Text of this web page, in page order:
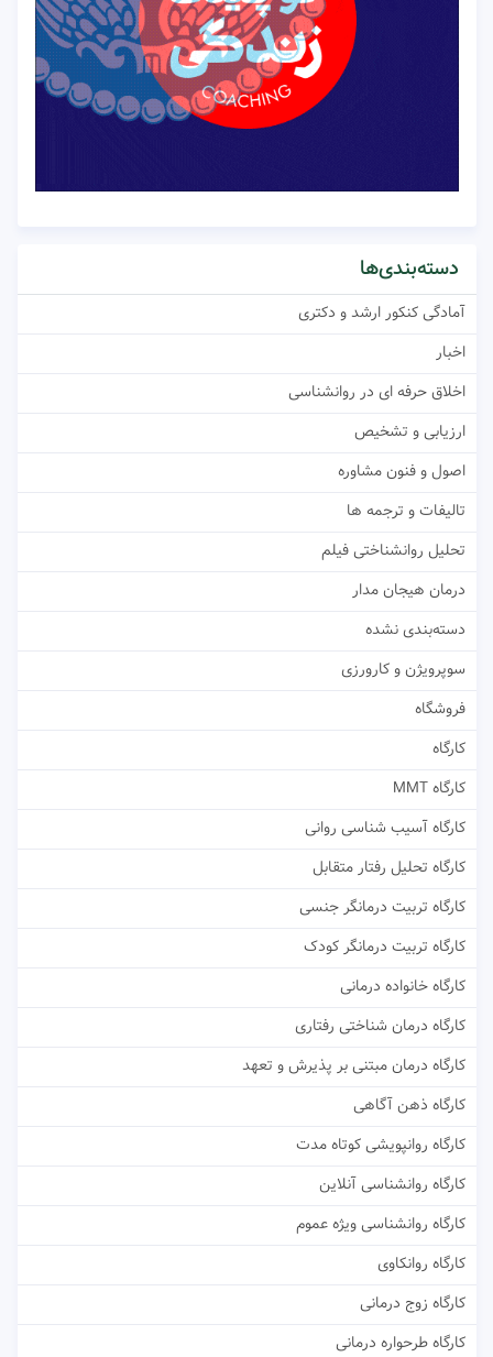
دسته‌بندی‌ها
آمادگی کنکور ارشد و دکتری
اخبار
اخلاق حرفه ای در روانشناسی
ارزیابی و تشخیص
اصول و فنون مشاوره
تالیفات و ترجمه ها
تحلیل روانشناختی فیلم
درمان هیجان مدار
دسته‌بندی نشده
سوپرویژن و کارورزی
فروشگاه
کارگاه
کارگاه MMT
کارگاه آسیب شناسی روانی
کارگاه تحلیل رفتار متقابل
کارگاه تربیت درمانگر جنسی
کارگاه تربیت درمانگر کودک
کارگاه خانواده درمانی
کارگاه درمان شناختی رفتاری
کارگاه درمان مبتنی بر پذیرش و تعهد
کارگاه ذهن آگاهی
کارگاه روانپویشی کوتاه مدت
کارگاه روانشناسی آنلاین
کارگاه روانشناسی ویژه عموم
کارگاه روانکاوی
کارگاه زوج درمانی
کارگاه طرحواره درمانی